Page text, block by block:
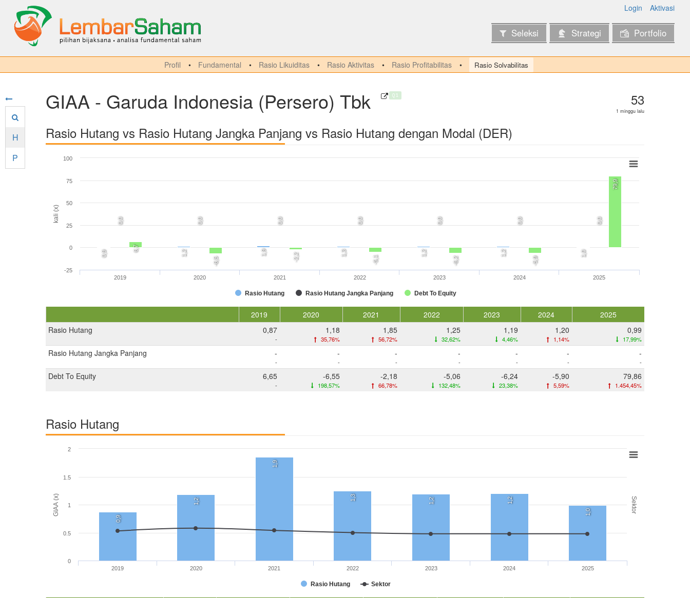
Login Aktivasi
Seleksi Strategi Portfolio
Profil Fundamental Rasio Likuiditas Rasio Aktivitas Rasio Profitabilitas Rasio Solvabilitas
H
P
GIAA - Garuda Indonesia (Persero) Tbk Q1 53
1 minggu lalu
Rasio Hutang vs Rasio Hutang Jangka Panjang vs Rasio Hutang dengan Modal (DER)
kali (x)
0,9 1,2 1,9 1,3 1,2 1,2 1,0
0,0 0,0 0,0 0,0 0,0 0,0 0,0
6,7
-6,5 -2,2 -5,1 -6,2 -5,9
79,9
Rasio Hutang Rasio Hutang Jangka Panjang Debt To Equity
2019 2020 2021 2022 2023 2024 2025
-25
0
25
50
75
100
2019 2020 2021 2022 2023 2024
2025
Rasio Hutang
0,87
-
1,18
35,76%
1,85
56,72%
1,25
32,62%
1,19
4,46%
1,20
1,14%
0,99
17,99%
Rasio Hutang Jangka Panjang -
-
-
-
-
-
-
-
-
-
-
-
-
-
Debt To Equity 6,65
-
-6,55
198,57%
-2,18
66,78%
-5,06
132,48%
-6,24
23,38%
-5,90
5,59%
79,86
1.454,45%
Rasio Hutang
GIAA (x) Sektor
0,9
1,2
1,9
1,3 1,2
1,2
1,0
Rasio Hutang Sektor
2019 2020 2021 2022 2023 2024 2025
0
0.5
1
1.5
2